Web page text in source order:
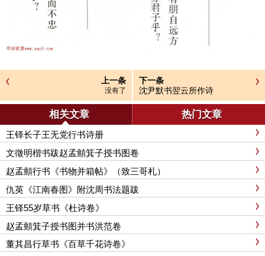
上一条
没有了
下一条
沈尹默书翌云所作诗
相关文章 热门文章
王铎长子王无党行书诗册
文徵明楷书跋赵孟頫箕子授书图卷
赵孟頫行书《书物并箱帖》（致三哥札）
仇英《江南春图》附沈周书法题跋
王铎55岁草书《杜诗卷》
赵孟頫箕子授书图并书洪范卷
董其昌行草书《百草千花诗卷》